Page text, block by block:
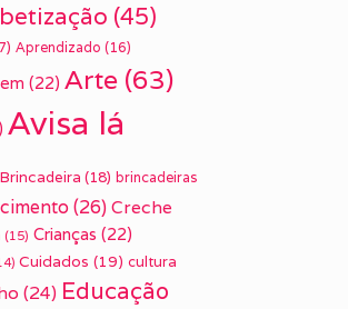
(45)
Aprendizado (16)
(22) Arte (63)
Avisa lá
Brincadeira (18) brincadeiras
(26) Creche
(15) Crianças (22)
Cuidados (19) cultura
(24) Educação